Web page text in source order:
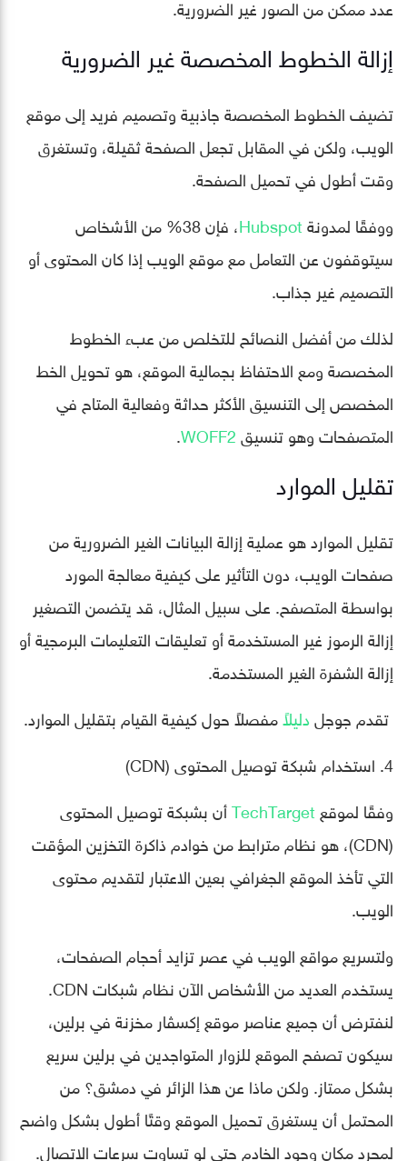
عدد ممكن من الصور غير الضرورية.
إزالة الخطوط المخصصة غير الضرورية
تضيف الخطوط المخصصة جاذبية وتصميم فريد إلى موقع
الويب، ولكن في المقابل تجعل الصفحة ثقيلة، وتستغرق
وقت أطول في تحميل الصفحة.
ووفقًا لمدونةHubspot
، فإن 38% من الأشخاص
سيتوقفون عن التعامل مع موقع الويب إذا كان المحتوى أو
التصميم غير جذاب.
لذلك من أفضل النصائح للتخلص من عبء الخطوط
المخصصة ومع الاحتفاظ بجمالية الموقع، هو تحويل الخط
المخصص إلى التنسيق الأكثر حداثة وفعالية المتاح في
المتصفحات وهو تنسيقWOFF2
.
تقليل الموارد
تقليل الموارد هو عملية إزالة البيانات الغير الضرورية من
صفحات الويب، دون التأثير على كيفية معالجة المورد
بواسطة المتصفح. على سبيل المثال، قد يتضمن التصغير
إزالة الرموز غير المستخدمة أو تعليقات التعليمات البرمجية أو
إزالة الشفرة الغير المستخدمة.
تقدم جوجلدليلاًمفصلاً حول كيفية القيام بتقليل الموارد.
4. استخدام شبكة توصيل المحتوى (CDN)
وفقًا لموقعTechTargetأن بشبكة توصيل المحتوى
(CDN)، هو نظام مترابط من خوادم ذاكرة التخزين المؤقت
التي تأخذ الموقع الجغرافي بعين الاعتبار لتقديم محتوى
الويب.
ولتسريع مواقع الويب في عصر تزايد أحجام الصفحات،
يستخدم العديد من الأشخاص الآن نظام شبكات CDN.
لنفترض أن جميع عناصر موقع إكسڤار مخزنة في برلين،
سيكون تصفح الموقع للزوار المتواجدين في برلين سريع
بشكل ممتاز. ولكن ماذا عن هذا الزائر في دمشق؟ من
المحتمل أن يستغرق تحميل الموقع وقتًا أطول بشكل واضح
لمجرد مكان وجود الخادم حتى لو تساوت سرعات الاتصال.